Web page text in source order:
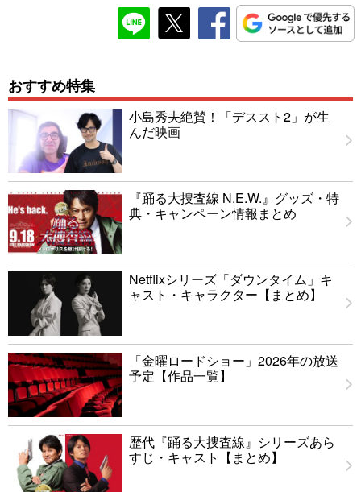
おすすめ特集
小島秀夫絶賛！「デススト2」が生
んだ映画
『踊る大捜査線 N.E.W.』グッズ・特
典・キャンペーン情報まとめ
Netflixシリーズ「ダウンタイム」キ
ャスト・キャラクター【まとめ】
「金曜ロードショー」2026年の放送
予定【作品一覧】
歴代『踊る大捜査線』シリーズあら
すじ・キャスト【まとめ】